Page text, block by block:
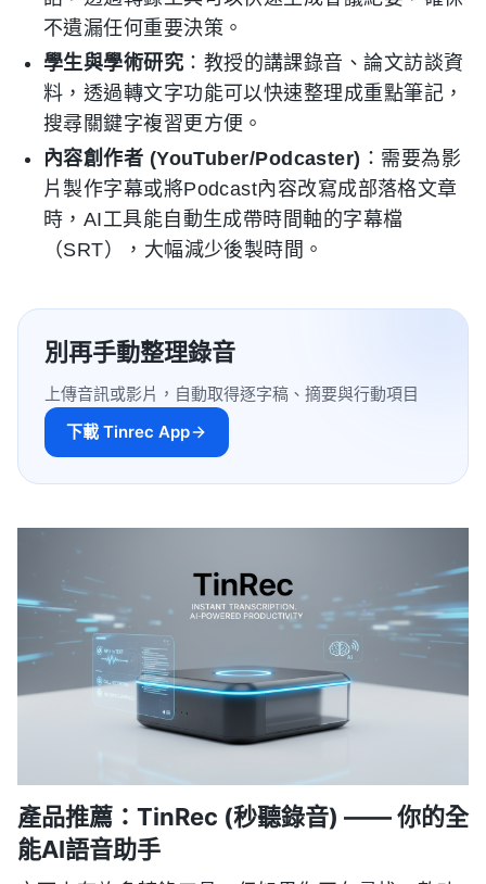
不遺漏任何重要決策。
學生與學術研究 ：教授的講課錄音、論文訪談資
料，透過轉文字功能可以快速整理成重點筆記，
搜尋關鍵字複習更方便。
內容創作者 (YouTuber/Podcaster) ：需要為影
片製作字幕或將Podcast內容改寫成部落格文章
時，AI工具能自動生成帶時間軸的字幕檔
（SRT），大幅減少後製時間。
別再手動整理錄音
上傳音訊或影片，自動取得逐字稿、摘要與行動項目
下載 Tinrec App
產品推薦：TinRec (秒聽錄音) —— 你的全
能AI語音助手